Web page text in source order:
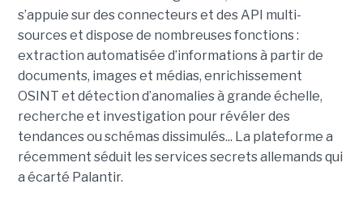
s’appuie sur des connecteurs et des API multi-
sources et dispose de nombreuses fonctions :
extraction automatisée d’informations à partir de
documents, images et médias, enrichissement
OSINT et détection d’anomalies à grande échelle,
recherche et investigation pour révéler des
tendances ou schémas dissimulés... La plateforme a
récemment séduit les services secrets allemands qui
a écarté Palantir.